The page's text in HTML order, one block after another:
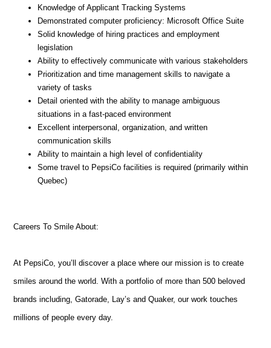
Knowledge of Applicant Tracking Systems
Demonstrated computer proficiency: Microsoft Office Suite
Solid knowledge of hiring practices and employment
legislation
Ability to effectively communicate with various stakeholders
Prioritization and time management skills to navigate a
variety of tasks
Detail oriented with the ability to manage ambiguous
situations in a fast-paced environment
Excellent interpersonal, organization, and written
communication skills
Ability to maintain a high level of confidentiality
Some travel to PepsiCo facilities is required (primarily within
Quebec)
Careers To Smile About:
At PepsiCo, you’ll discover a place where our mission is to create
smiles around the world. With a portfolio of more than 500 beloved
brands including, Gatorade, Lay’s and Quaker, our work touches
millions of people every day.